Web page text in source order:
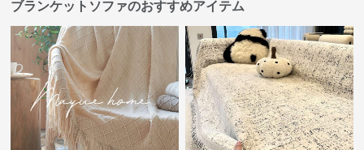
ブランケットソファのおすすめアイテム